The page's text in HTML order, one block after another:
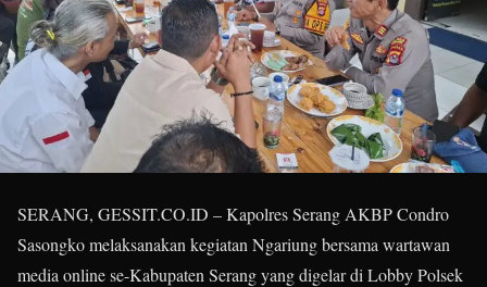
SERANG, GESSIT.CO.ID – Kapolres Serang AKBP Condro
Sasongko melaksanakan kegiatan Ngariung bersama wartawan
media online se-Kabupaten Serang yang digelar di Lobby Polsek